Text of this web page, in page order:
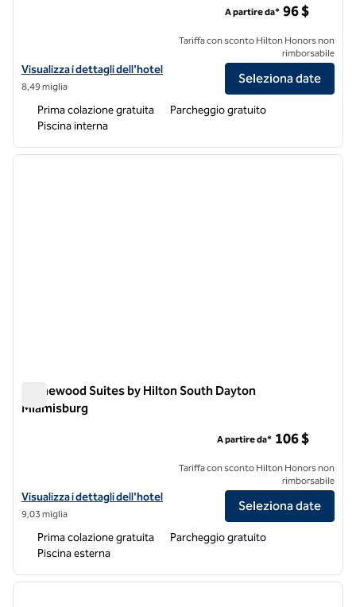
Visualizza i dettagli dell'hotel Hampton Inn & Suites Dayton-Airport
Visualizza i dettagli dell'hotel
8,49 miglia
A partire da* 96 $
Tariffa con sconto Hilton Honors non
rimborsabile
Seleziona date
Prima colazione gratuita
Parcheggio gratuito
Piscina interna
1 di 12
Homewood Suites by Hilton South Dayton
Miamisburg
Visualizza i dettagli dell'hotel Homewood Suites by Hilton South
Visualizza i dettagli dell'hotel
9,03 miglia
A partire da* 106 $
Tariffa con sconto Hilton Honors non
rimborsabile
Seleziona date
Prima colazione gratuita
Parcheggio gratuito
Piscina esterna
1 di 12